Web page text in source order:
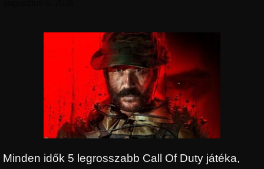
Minden idők 5 legrosszabb Call Of Duty játéka,